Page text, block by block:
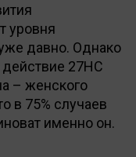
уровня
давно. Однако
действие 27НС
– женского
в 75% случаев
именно он.